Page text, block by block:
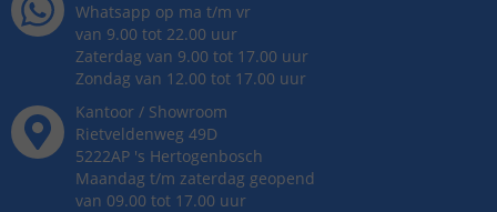
Whatsapp op ma t/m vr
van 9.00 tot 22.00 uur
Zaterdag van 9.00 tot 17.00 uur
Zondag van 12.00 tot 17.00 uur
Kantoor / Showroom
Rietveldenweg 49D
5222AP 's Hertogenbosch
Maandag t/m zaterdag geopend
van 09.00 tot 17.00 uur